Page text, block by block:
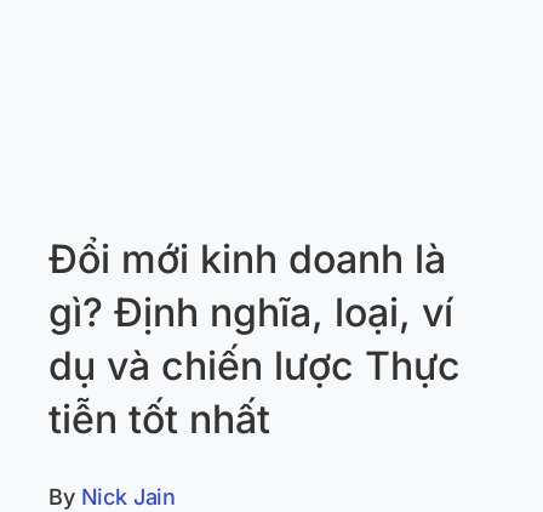
Đổi mới kinh doanh là
gì? Định nghĩa, loại, ví
dụ và chiến lược Thực
tiễn tốt nhất
By Nick Jain